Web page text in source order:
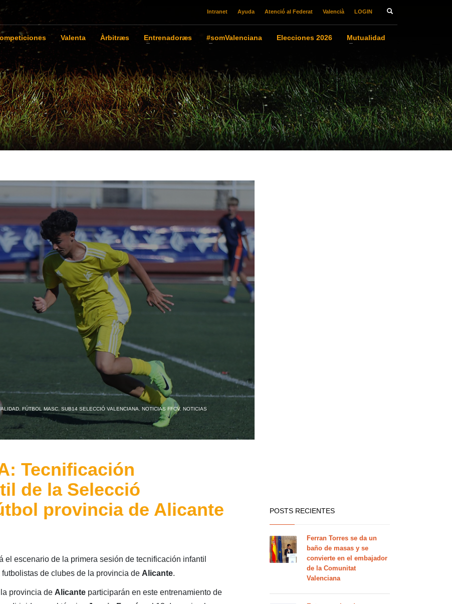
Intranet Ayuda Atenció al Federat Valencià LOGIN
Valenta Àrbitræs Entrenadoræs #somValenciana Elecciones 2026
Mutualidad
, FÚTBOL MASC. SUB14 SELECCIÓ VALENCIANA, NOTICIAS FFCV, NOTICIAS
Tecnificación
de la Selecció
provincia de Alicante
el escenario de la primera sesión de tecnificación infantil
de clubes de la provincia de Alicante.
provincia de Alicanteparticiparán en este entrenamiento de
POSTS RECIENTES
Ferran Torres se da un
baño de masas y se
convierte en el embajador
de la Comunitat
Valenciana